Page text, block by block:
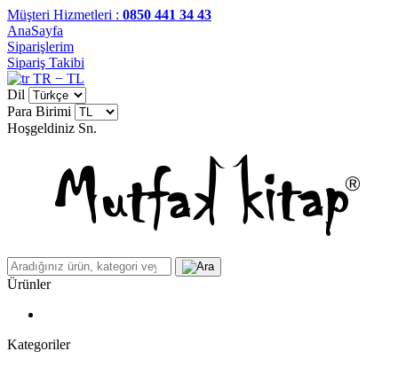
Müşteri Hizmetleri : 0850 441 34 43
AnaSayfa
Siparişlerim
Sipariş Takibi
TR − TL
Dil
Para Birimi
Hoşgeldiniz Sn.
Ürünler
Kategoriler